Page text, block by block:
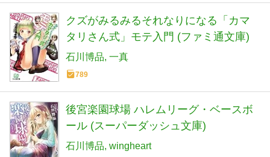
クズがみるみるそれなりになる「カマ
タリさん式」モテ入門 (ファミ通文庫)
石川博品 一真
789
後宮楽園球場 ハレムリーグ・ベースボ
ール (スーパーダッシュ文庫)
石川博品 wingheart